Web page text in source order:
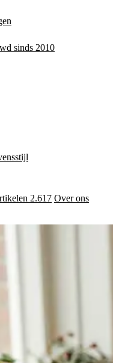
sinds 2010
2.617 Over ons